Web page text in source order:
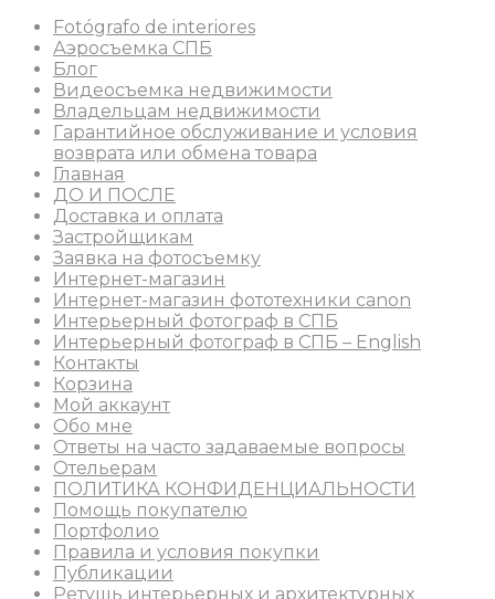
Fotógrafo de interiores
Аэросъемка СПБ
Блог
Видеосъемка недвижимости
Владельцам недвижимости
Гарантийное обслуживание и условия
возврата или обмена товара
Главная
ДО И ПОСЛЕ
Доставка и оплата
Застройщикам
Заявка на фотосъемку
Интернет-магазин
Интернет-магазин фототехники canon
Интерьерный фотограф в СПБ
Интерьерный фотограф в СПБ – English
Контакты
Корзина
Мой аккаунт
Обо мне
Ответы на часто задаваемые вопросы
Отельерам
ПОЛИТИКА КОНФИДЕНЦИАЛЬНОСТИ
Помощь покупателю
Портфолио
Правила и условия покупки
Публикации
Ретушь интерьерных и архитектурных